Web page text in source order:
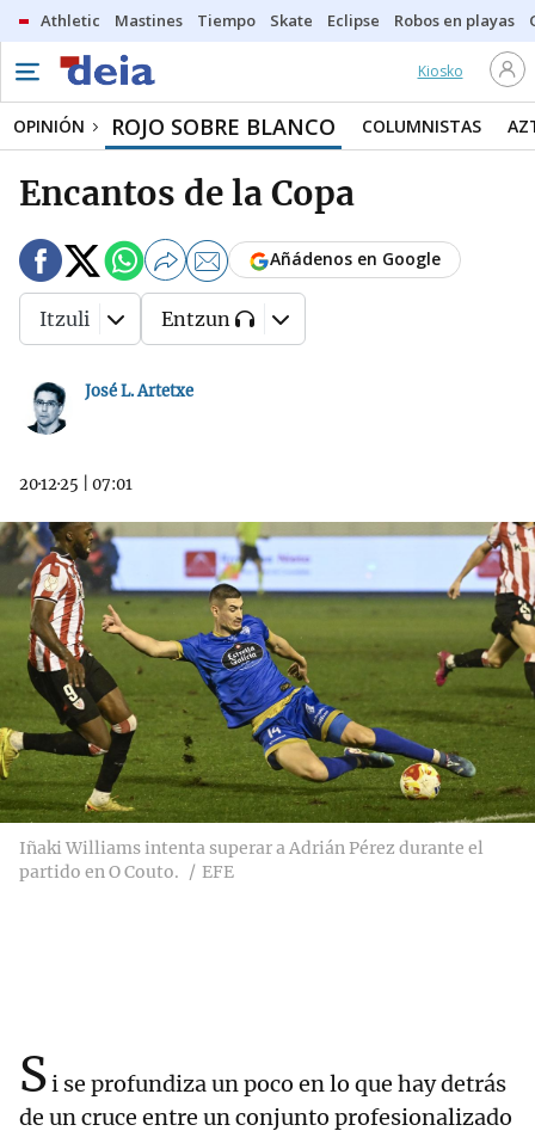
Athletic Mastines Tiempo Skate Eclipse Robos en playas
Kiosko
OPINIÓN ROJO SOBRE BLANCO COLUMNISTAS
Encantos de la Copa
José L. Artetxe
20·12·25 07:01
Añádenos en Google
Itzuli Entzun
Iñaki Williams intenta superar a Adrián Pérez durante el
partido en O Couto.
EFE
Si se profundiza un poco en lo que hay detrás
de un cruce entre un conjunto profesionalizado